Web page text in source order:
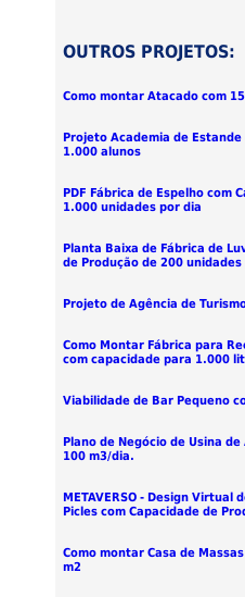
OUTROS PROJETOS:
Como montar Atacado com
Projeto Academia de
1.000 alunos
PDF Fábrica de Espelho com
1.000 unidades por dia
Planta Baixa de Fábrica de
de Produção de 200 unidades
Projeto de Agência de
Como Montar Fábrica para
com capacidade para 1.000
Viabilidade de Bar Pequeno
Plano de Negócio de Usina
100 m3/dia.
METAVERSO - Design Virtual
Picles com Capacidade de
Como montar Casa de
m2